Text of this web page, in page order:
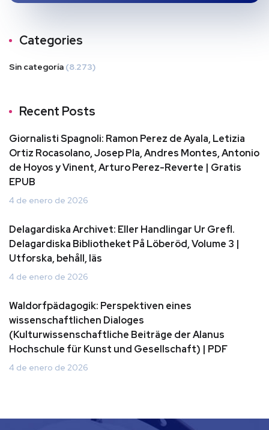
Categories
Sin categoría (8.273)
Recent Posts
Giornalisti Spagnoli: Ramon Perez de Ayala, Letizia
Ortiz Rocasolano, Josep Pla, Andres Montes, Antonio
de Hoyos y Vinent, Arturo Perez-Reverte | Gratis
EPUB
4 de enero de 2026
Delagardiska Archivet: Eller Handlingar Ur Grefl.
Delagardiska Bibliotheket På Löberöd, Volume 3 |
Utforska, behåll, läs
4 de enero de 2026
Waldorfpädagogik: Perspektiven eines
wissenschaftlichen Dialoges
(Kulturwissenschaftliche Beiträge der Alanus
Hochschule für Kunst und Gesellschaft) | PDF
4 de enero de 2026